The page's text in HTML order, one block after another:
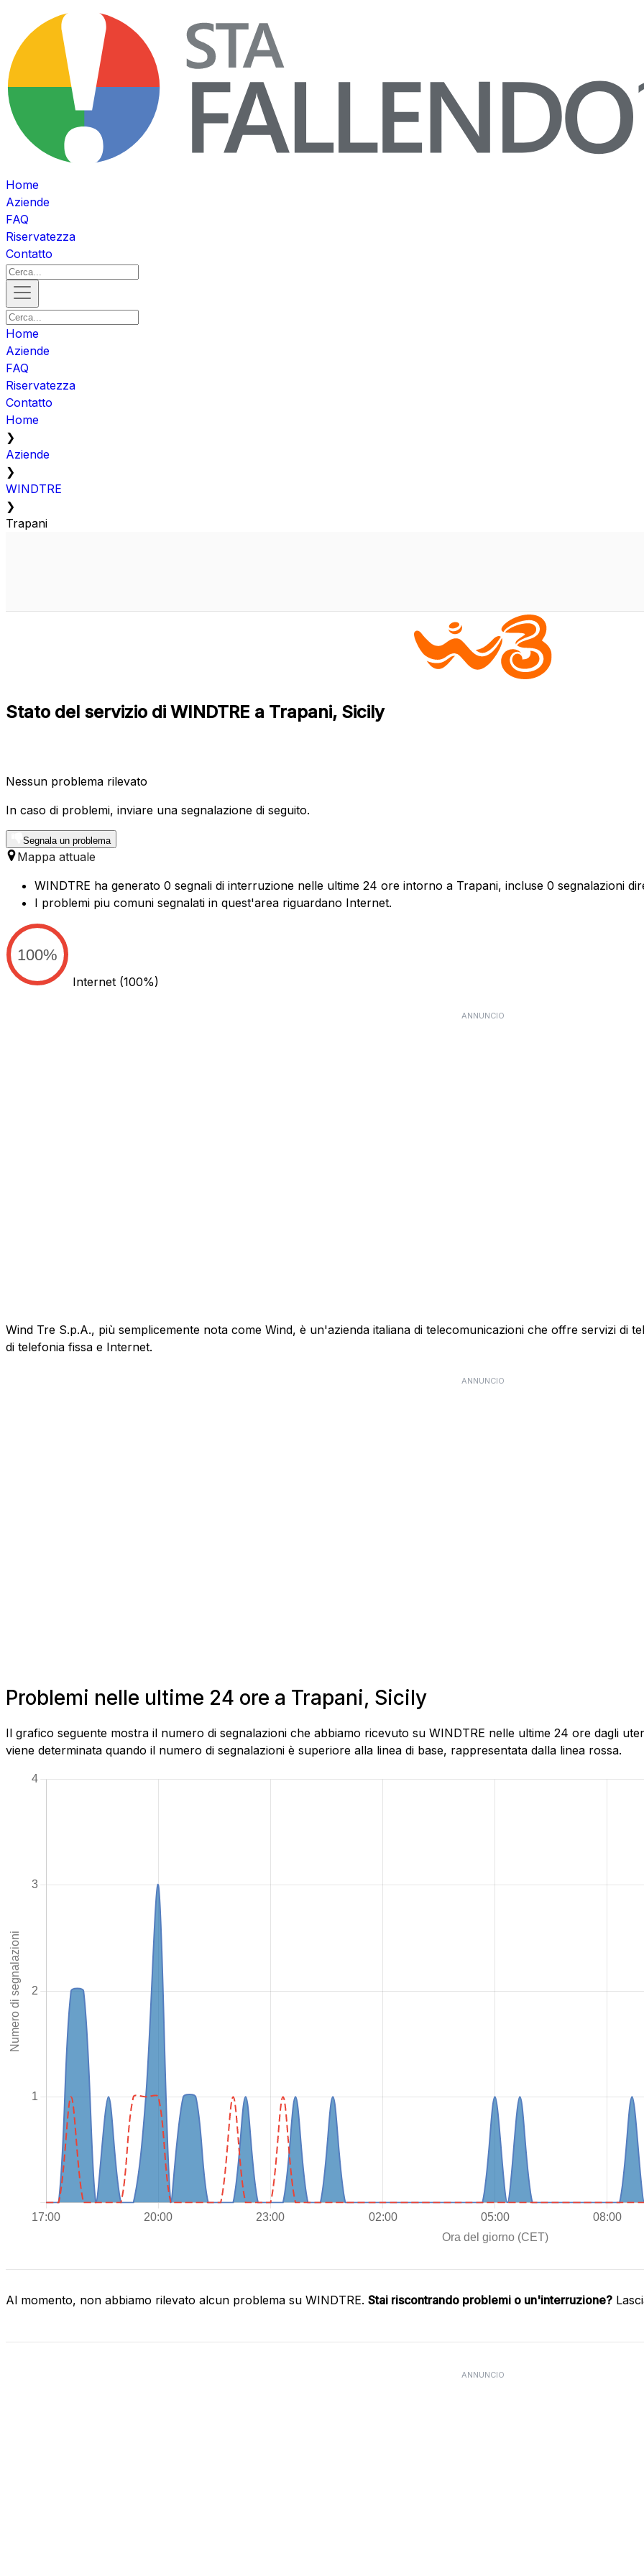
Home
Aziende
FAQ
Riservatezza
Contatto
Home
Aziende
FAQ
Riservatezza
Contatto
Home
❯
Aziende
❯
WINDTRE
❯
Trapani
Stato del servizio di WINDTRE a Trapani, Sicily
Nessun problema rilevato
In caso di problemi, inviare una segnalazione di seguito.
Segnala un problema
Mappa attuale
WINDTRE ha generato 0 segnali di interruzione nelle ultime 24 ore intorno a Trapani, incluse 0 segnalazioni
I problemi piu comuni segnalati in quest'area riguardano Internet.
100%
Internet (100%)
ANNUNCIO
Wind Tre S.p.A., più semplicemente nota come Wind, è un'azienda italiana di telecomunicazioni che offre servizi di
di telefonia fissa e Internet.
ANNUNCIO
Problemi nelle ultime 24 ore a Trapani, Sicily
Il grafico seguente mostra il numero di segnalazioni che abbiamo ricevuto su WINDTRE nelle ultime 24 ore dagli
viene determinata quando il numero di segnalazioni è superiore alla linea di base, rappresentata dalla linea rossa.
Al momento, non abbiamo rilevato alcun problema su WINDTRE. Stai riscontrando problemi o un'interruzione?
ANNUNCIO